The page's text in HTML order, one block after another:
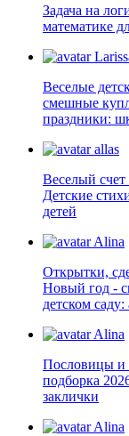
Задача на
математике
Веселые
смешные
праздники:
allas
Веселый
Детские
детей
Alina
Открытки,
Новый год -
детском
Alina
Пословицы и
подборка
заклички
Alina